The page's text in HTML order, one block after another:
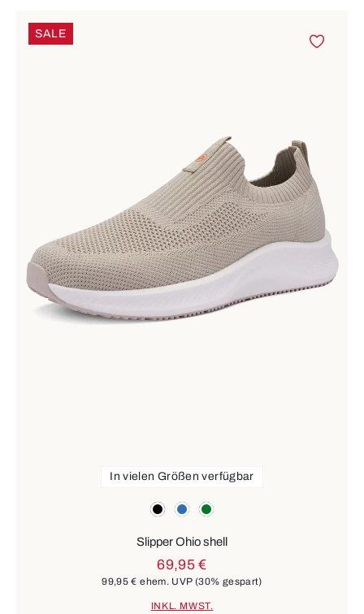
SALE
schwarz
blau grün
In vielen Größen verfügbar
Slipper Ohio shell
69,95 €
99,95 € ehem. UVP (30% gespart)
INKL. MWST.